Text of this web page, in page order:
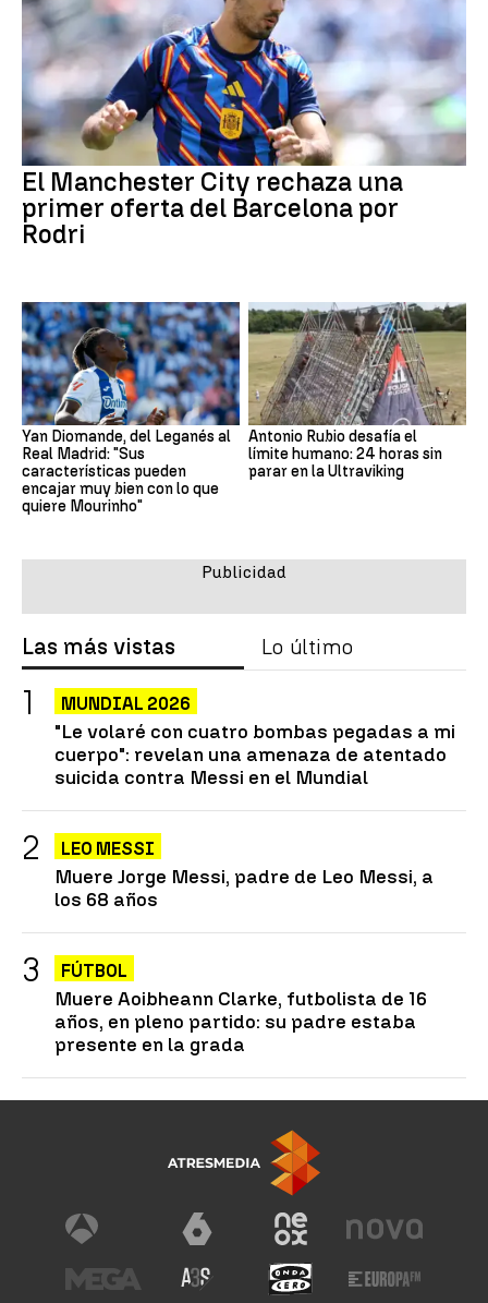
El Manchester City rechaza una
primer oferta del Barcelona por
Rodri
Yan Diomande, del Leganés al
Real Madrid: "Sus
características pueden
encajar muy bien con lo que
quiere Mourinho"
Antonio Rubio desafía el
límite humano: 24 horas sin
parar en la Ultraviking
Las más vistas Lo último
MUNDIAL 2026
"Le volaré con cuatro bombas pegadas a mi
cuerpo": revelan una amenaza de atentado
suicida contra Messi en el Mundial
LEO MESSI
Muere Jorge Messi, padre de Leo Messi, a
los 68 años
FÚTBOL
Muere Aoibheann Clarke, futbolista de 16
años, en pleno partido: su padre estaba
presente en la grada